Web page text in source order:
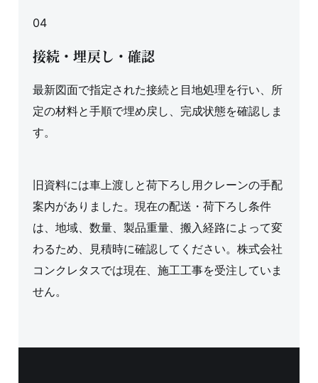
04
接続・埋戻し・確認
最新図面で指定された接続と目地処理を行い、所
定の材料と手順で埋め戻し、完成状態を確認しま
す。
旧資料には車上渡しと荷下ろし用クレーンの手配
案内がありました。現在の配送・荷下ろし条件
は、地域、数量、製品重量、搬入経路によって変
わるため、見積時に確認してください。株式会社
コンクレタスでは現在、施工工事を受注していま
せん。